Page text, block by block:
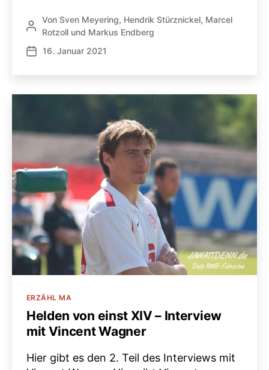
Beitragsautor
Von Sven Meyering, Hendrik Stürznickel, Marcel
Rotzoll und Markus Endberg
Veröffentlichungsdatum
16. Januar 2021
Kategorien
ERZÄHL MA
Helden von einst XIV – Interview
mit Vincent Wagner
Hier gibt es den 2. Teil des Interviews mit